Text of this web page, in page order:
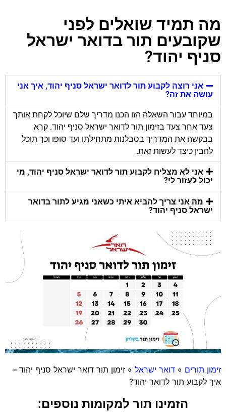
מה תמיד שואלים לפני
שקובעים תור בדואר ישראל
סניף יהוד?
אני רוצה לקבוע תור לדואר ישראל סניף יהוד, איך אני
עושה את זה?
במיוחד עבור השאלה הזו הכנו מדריך שלם שיוכל לקחת אותך
צעד אחר צעד בזימון תור לדואר ישראל סניף יהוד. קרא
בבקשה את המדריך בסבלנות מתחילתו ועד סופו וכך תוכל
להבין כיצד לעשות זאת.
אני לא מצליח לקבוע תור לדואר ישראל סניף יהוד, מי
יכול לעזור לי?
מה אני צריך להביא איתי כשאני מגיע לתור בדואר
ישראל סניף יהוד?
זימון תורים » דואר ישראל » זימון תור דואר ישראל סניף יהוד –
איך לקבוע תור לדואר יהוד?
הזמינו תור למקומות נוספים: